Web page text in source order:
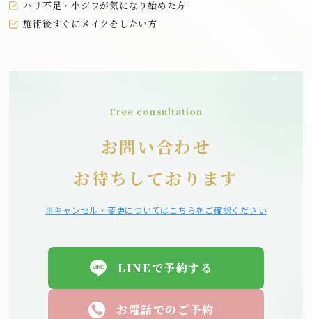
ハリ不足・小ジワが気になり始めた方
施術後すぐにメイクをしたい方
Free consultation
お問い合わせ
お待ちしております
※キャンセル・変更についてはこちらをご確認ください
LINEで予約する
お電話でのご予約